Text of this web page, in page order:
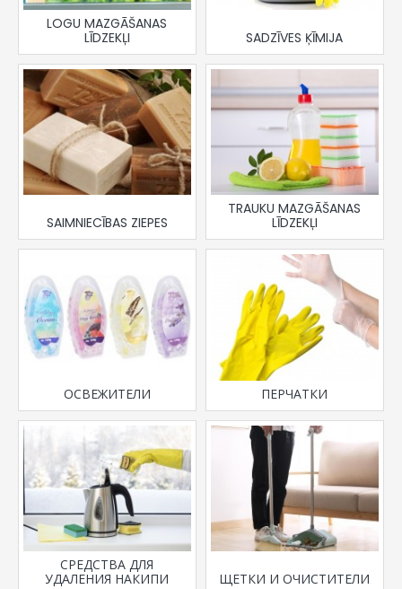
LOGU MAZGĀŠANAS
LĪDZEKĻI
SADZĪVES ĶĪMIJA
SAIMNIECĪBAS ZIEPES
TRAUKU MAZGĀŠANAS
LĪDZEKĻI
ОСВЕЖИТЕЛИ ПЕРЧАТКИ
СРЕДСТВА ДЛЯ
УДАЛЕНИЯ НАКИПИ
ЩЕТКИ И ОЧИСТИТЕЛИ